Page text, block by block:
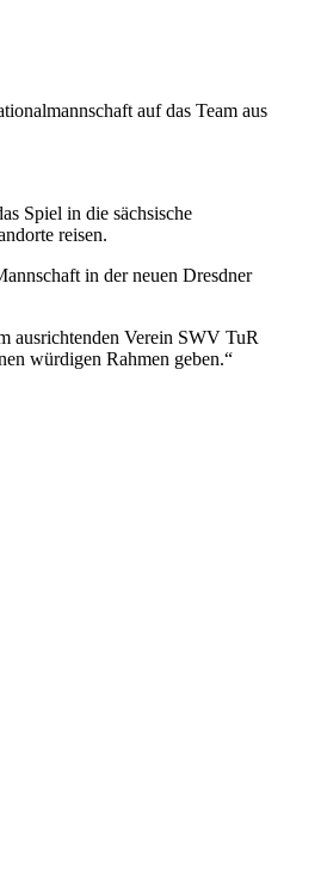
auf das Team aus
Spiel in die sächsische
reisen.
in der neuen Dresdner
ausrichtenden Verein SWV TuR
würdigen Rahmen geben.“